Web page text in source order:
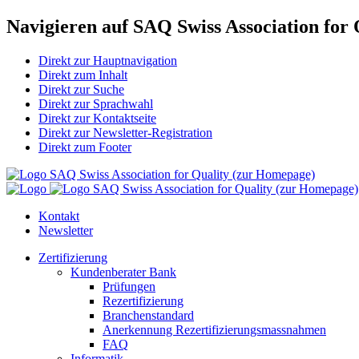
Navigieren auf SAQ Swiss Association for
Direkt zur Hauptnavigation
Direkt zum Inhalt
Direkt zur Suche
Direkt zur Sprachwahl
Direkt zur Kontaktseite
Direkt zur Newsletter-Registration
Direkt zum Footer
SAQ Swiss Association for Quality (zur Homepage)
SAQ Swiss Association for Quality (zur Homepage)
Kontakt
Newsletter
Zertifizierung
Kundenberater Bank
Prüfungen
Rezertifizierung
Branchenstandard
Anerkennung Rezertifizierungsmassnahmen
FAQ